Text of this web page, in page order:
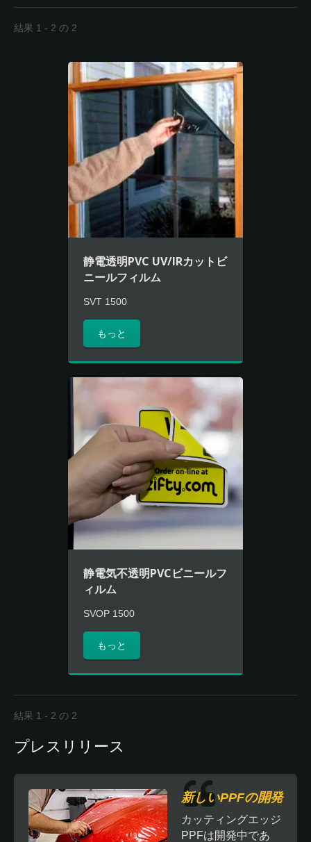
結果 1 - 2 の 2
静電透明PVC UV/IRカットビ
ニールフィルム
SVT 1500
もっと
静電気不透明PVCビニールフ
ィルム
SVOP 1500
もっと
結果 1 - 2 の 2
プレスリリース
新しいPPFの開発
カッティングエッジ
PPFは開発中であ